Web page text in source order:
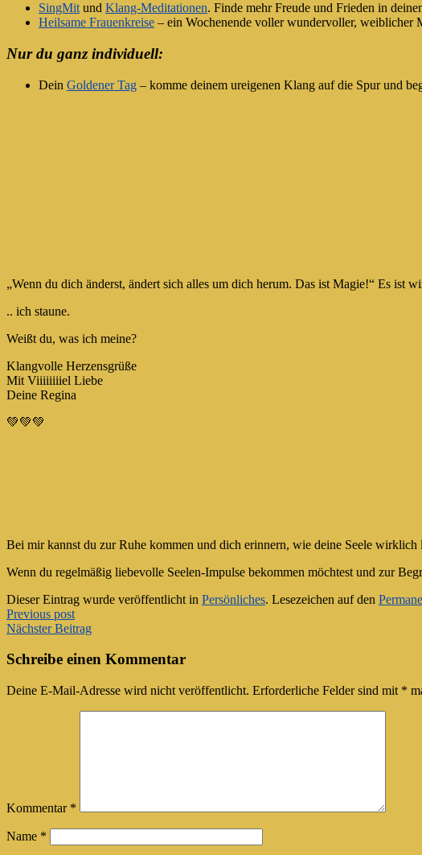
SingMit und Klang-Meditationen. Finde mehr Freude und Frieden in
Heilsame Frauenkreise – ein Wochenende voller wundervoller, weiblicher
Nur du ganz individuell:
Dein Goldener Tag – komme deinem ureigenen Klang auf die Spur und
„Wenn du dich änderst, ändert sich alles um dich herum. Das ist Magie!“ Es ist
.. ich staune.
Weißt du, was ich meine?
Klangvolle Herzensgrüße
Mit Viiiiiiiiel Liebe
Deine Regina
💚💚💚
Bei mir kannst du zur Ruhe kommen und dich erinnern, wie deine Seele
Wenn du regelmäßig liebevolle Seelen-Impulse bekommen möchtest und zur
Dieser Eintrag wurde veröffentlicht in Persönliches. Lesezeichen auf den
Artikel-
Navigation
Previous post
Nächster Beitrag
Schreibe einen Kommentar
Deine E-Mail-Adresse wird nicht veröffentlicht. Erforderliche Felder sind mit *
Kommentar *
Name *